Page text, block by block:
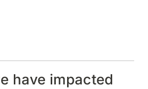
have impacted